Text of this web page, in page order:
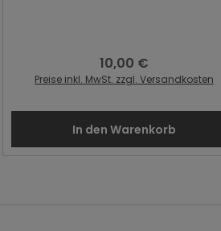
Regulärer Preis:
10,00 €
Preise inkl. MwSt. zzgl. Versandkosten
In den Warenkorb